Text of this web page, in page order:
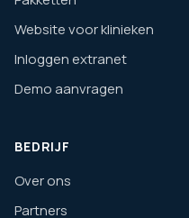
Website voor klinieken
Inloggen extranet
Demo aanvragen
BEDRIJF
Over ons
Partners